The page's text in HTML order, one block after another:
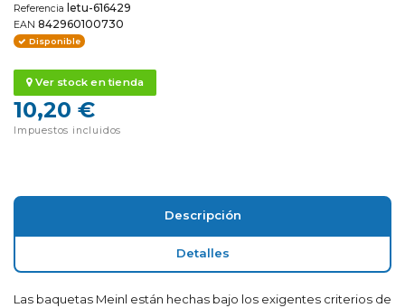
Referencia letu-616429
EAN 842960100730
Disponible
Ver stock en tienda
10,20 €
Impuestos incluidos
Descripción
Detalles
Las baquetas Meinl están hechas bajo los exigentes criterios de